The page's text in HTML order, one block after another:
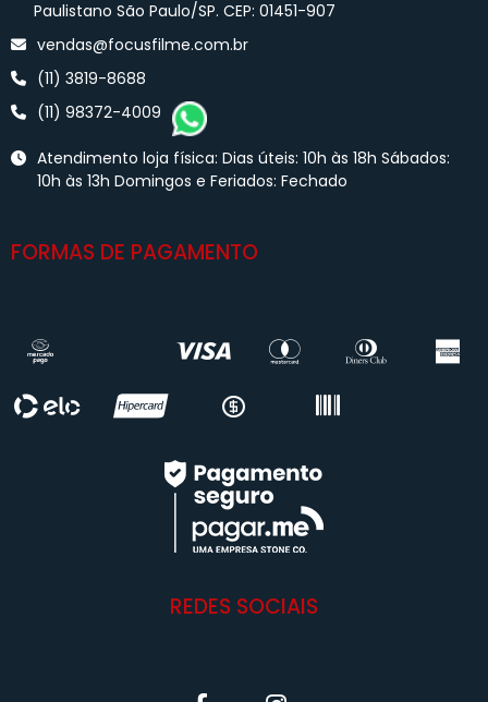
Paulistano São Paulo/SP. CEP: 01451-907
vendas@focusfilme.com.br
(11) 3819-8688
(11) 98372-4009
Atendimento loja física: Dias úteis: 10h às 18h Sábados:
10h às 13h Domingos e Feriados: Fechado
FORMAS DE PAGAMENTO
REDES SOCIAIS